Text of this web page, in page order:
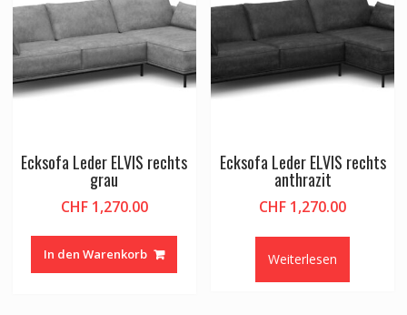
Ecksofa Leder ELVIS rechts
grau
CHF1,270.00
In den Warenkorb
Ecksofa Leder ELVIS rechts
anthrazit
CHF 1,270.00
Weiterlesen